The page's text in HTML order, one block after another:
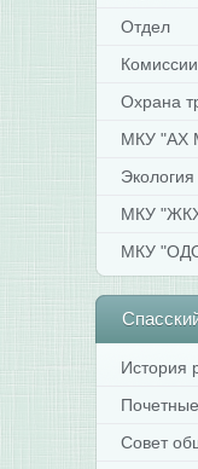
Отдел
Комиссии
Охрана
МКУ "АХ
Экология
МКУ
МКУ
История
Совет